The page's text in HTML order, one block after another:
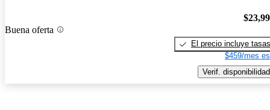
Buena oferta
El precio incluye tasas
$459/mes
Verif. disponibilidad